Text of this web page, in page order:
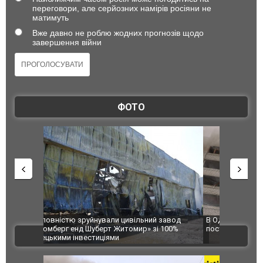
переговори, але серйозних намірів росіяни не
матимуть
Вже давно не роблю жодних прогнозів щодо
завершення війни
ФОТО
В Одесі та Харкові різко зросла кількість
постраждалих від обстрілу РФ
Ворог
двоє
після
ВІДЕО